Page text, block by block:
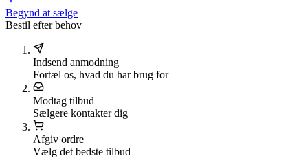
Begynd at sælge
Bestil efter behov
Indsend anmodning
Fortæl os, hvad du har brug for
Modtag tilbud
Sælgere kontakter dig
Afgiv ordre
Vælg det bedste tilbud